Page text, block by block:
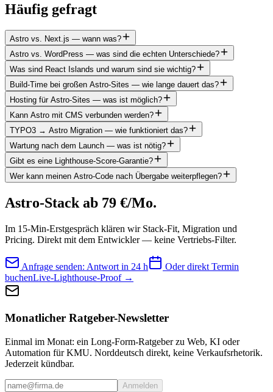
Häufig gefragt
Astro vs. Next.js — wann was?
Astro vs. WordPress — was sind die echten Unterschiede?
Was sind React Islands und warum sind sie wichtig?
Build-Time bei großen Astro-Sites — wie lange dauert das?
Hosting für Astro-Sites — was ist möglich?
Kann Astro mit CMS verbunden werden?
TYPO3 → Astro Migration — wie funktioniert das?
Wartung nach dem Launch — was ist nötig?
Gibt es eine Lighthouse-Score-Garantie?
Wer kann meinen Astro-Code nach Übergabe weiterpflegen?
Astro-Stack ab 79 €/Mo.
Im 15-Min-Erstgespräch klären wir Stack-Fit, Migration und
Pricing. Direkt mit dem Entwickler — keine Vertriebs-Filter.
Anfrage senden: Antwort in 24 h
Oder direkt Termin
buchenLive-Lighthouse-Proof →
Monatlicher Ratgeber-Newsletter
Einmal im Monat: ein Long-Form-Ratgeber zu Web, KI oder
Automation für KMU. Norddeutsch direkt, keine Verkaufsrhetorik.
Jederzeit kündbar.
Anmelden